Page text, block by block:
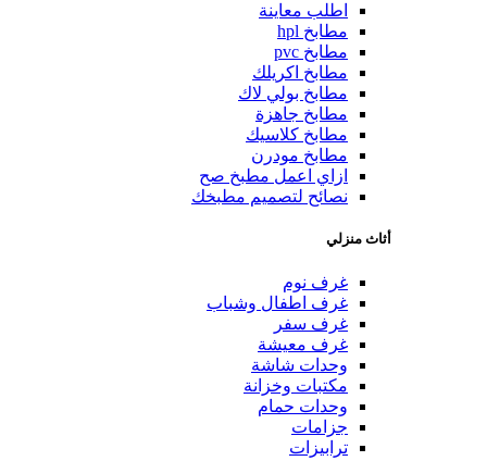
اطلب معاينة
مطابخ hpl
مطابخ pvc
مطابخ اكريلك
مطابخ بولي لاك
مطابخ جاهزة
مطابخ كلاسيك
مطابخ مودرن
ازاي اعمل مطبخ صح
نصائح لتصميم مطبخك
أثاث منزلي
غرف نوم
غرف اطفال وشباب
غرف سفر
غرف معيشة
وحدات شاشة
مكتبات وخزانة
وحدات حمام
جزامات
ترابيزات